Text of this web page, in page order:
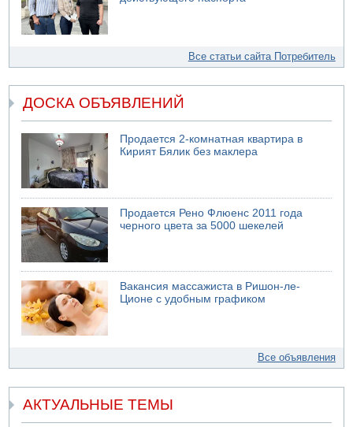
Все статьи сайта Потребитель
ДОСКА ОБЪЯВЛЕНИЙ
Продается 2-комнатная квартира в
Кирият Бялик без маклера
Продается Рено Флюенс 2011 года
черного цвета за 5000 шекелей
Вакансия массажиста в Ришон-ле-
Ционе с удобным графиком
Все объявления
АКТУАЛЬНЫЕ ТЕМЫ